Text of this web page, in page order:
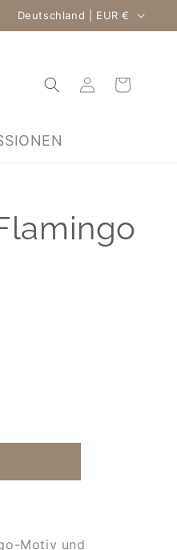
Land/Region Deutschland | EUR €
EinloggenWarenkorb
Motiv und